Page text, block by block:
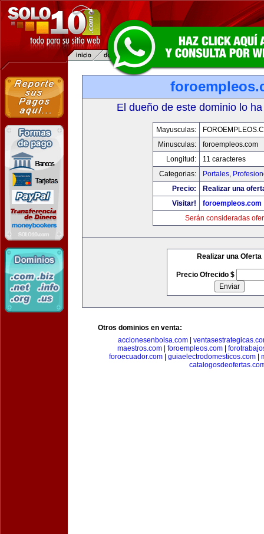
El dueño de este dominio lo
Mayusculas:
Minusculas:
foroempleos.com
Longitud:
11 caracteres
Categorias:
Portales,
Precio:
Realizar una
Visitar!
foroempleos.com
Serán consideradas
Realizar una Oferta
Precio Ofrecido $
Otros dominios en venta:
accionesenbolsa.com|
maestros.com| foroempleos.com|
foroecuador.com| guiaelectrodomesticos.com|